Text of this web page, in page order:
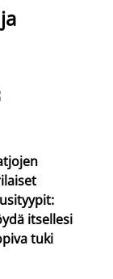
itsellesi
tuki